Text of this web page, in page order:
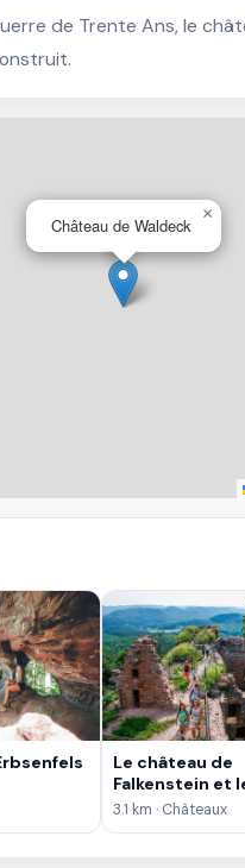
de Trente Ans, le
Château de Waldeck
×
Le château de
Falkenstein et
Helfenstein
3.1 km · Châteaux